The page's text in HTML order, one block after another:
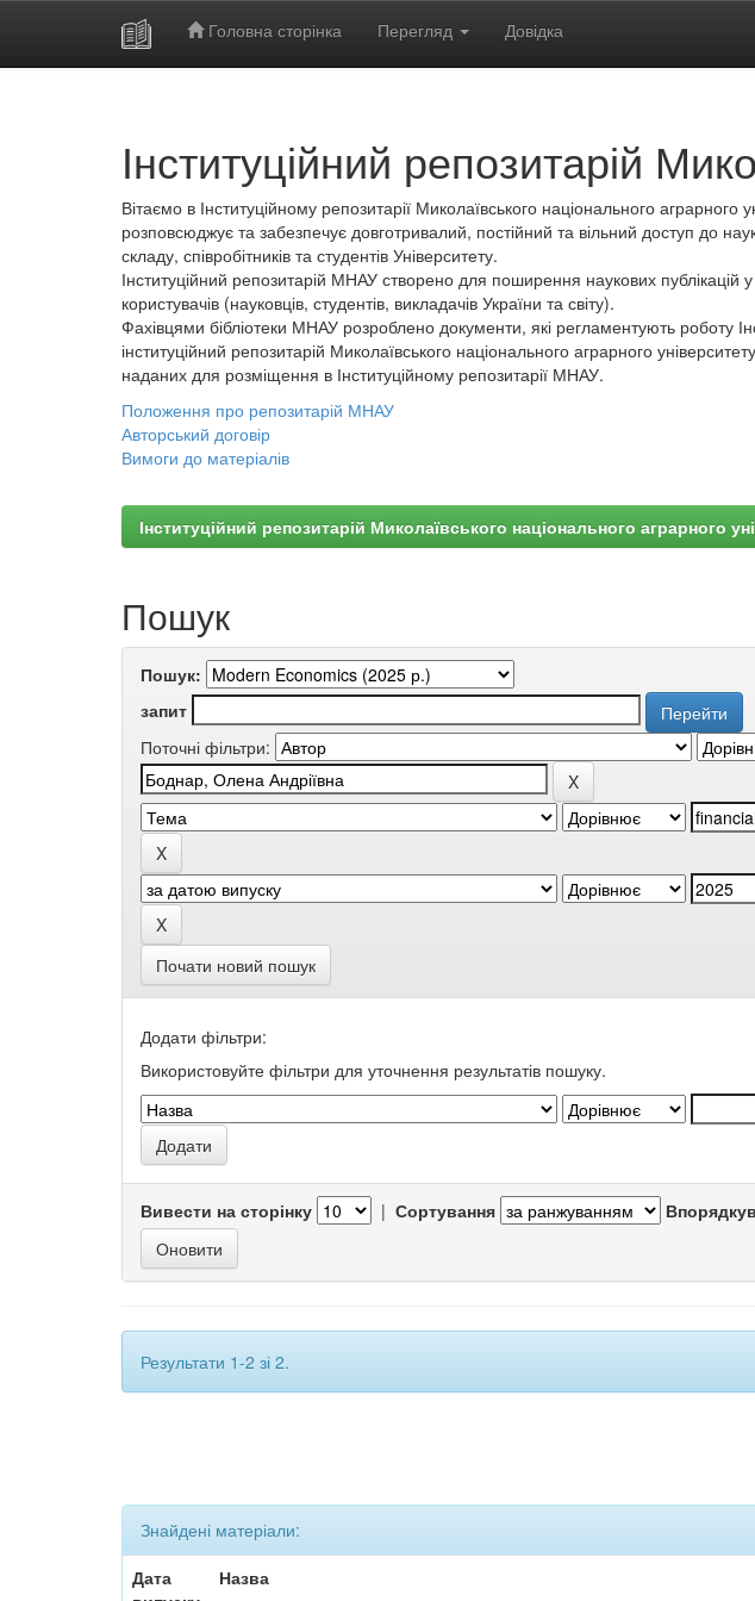
Головна сторінка Перегляд Довідка
Інституційний репозитарій
Вітаємо в Інституційному репозитарії Миколаївського національного аграрного
розповсюджує та забезпечує довготривалий, постійний та вільний доступ до
складу, співробітників та студентів Університету.
Інституційний репозитарій МНАУ створено для поширення наукових публікацій
користувачів (науковців, студентів, викладачів України та світу).
Фахівцями бібліотеки МНАУ розроблено документи, які регламентують роботу
інституційний репозитарій Миколаївського національного аграрного
наданих для розміщення в Інституційному репозитарії МНАУ.
Положення про репозитарій МНАУ
Авторський договір
Вимоги до матеріалів
Інституційний репозитарій Миколаївського національного аграрного
Пошук
Пошук:
запит
Поточні фільтри:
Почати новий пошук
Додати фільтри:
Використовуйте фільтри для уточнення результатів пошуку.
Вивести на сторінку | Сортування
Результати 1-2 зі 2.
Знайдені матеріали:
Дата
Назва